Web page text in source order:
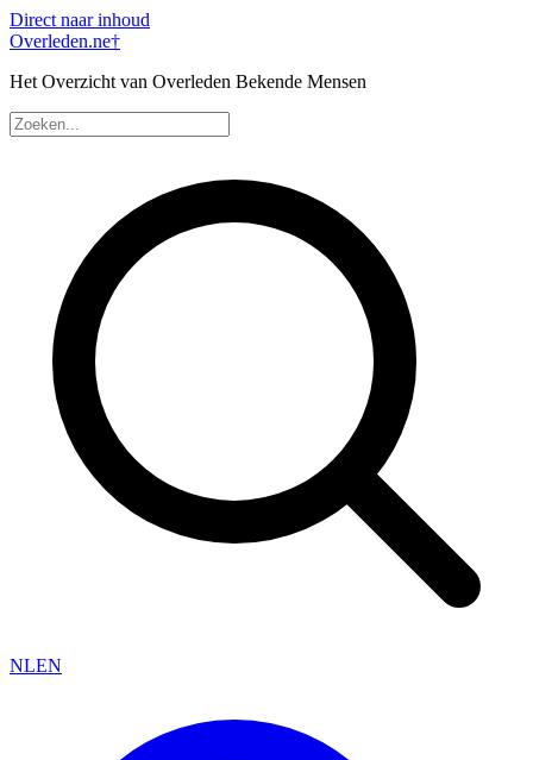
Direct naar inhoud
Overleden.ne†
Het Overzicht van Overleden Bekende Mensen
NLEN